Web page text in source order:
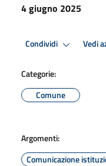
4 giugno 2025
Condividi Vedi
Categorie:
Comune
Argomenti:
Comunicazione